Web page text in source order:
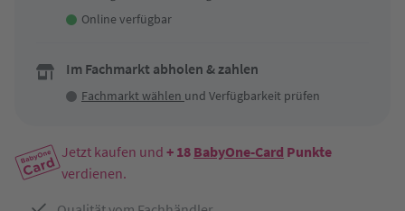
Online verfügbar
Im Fachmarkt abholen & zahlen
Fachmarkt wählen und Verfügbarkeit prüfen
Jetzt kaufen und + 18 BabyOne-Card Punkte
verdienen.